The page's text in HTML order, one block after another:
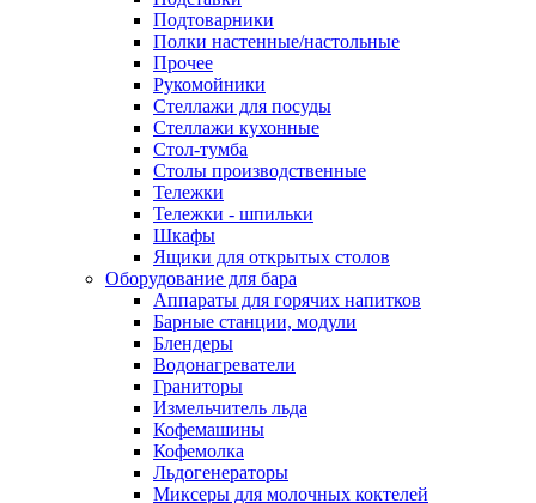
Подтоварники
Полки настенные/настольные
Прочее
Рукомойники
Стеллажи для посуды
Стеллажи кухонные
Стол-тумба
Столы производственные
Тележки
Тележки - шпильки
Шкафы
Ящики для открытых столов
Оборудование для бара
Аппараты для горячих напитков
Барные станции, модули
Блендеры
Водонагреватели
Граниторы
Измельчитель льда
Кофемашины
Кофемолка
Льдогенераторы
Миксеры для молочных коктелей